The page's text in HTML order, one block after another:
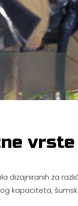
dizajniranih za
kapaciteta,